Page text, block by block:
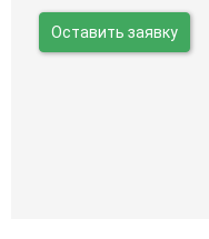
Оставить заявку